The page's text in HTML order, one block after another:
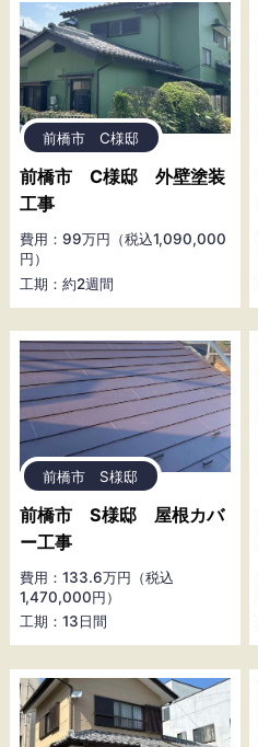
前橋市 C様邸
前橋市 C様邸 外壁塗装
工事
費用：99万円（税込1,090,000
円）
工期：約2週間
前橋市 S様邸
前橋市 S様邸 屋根カバ
ー工事
費用：133.6万円（税込
1,470,000円）
工期：13日間